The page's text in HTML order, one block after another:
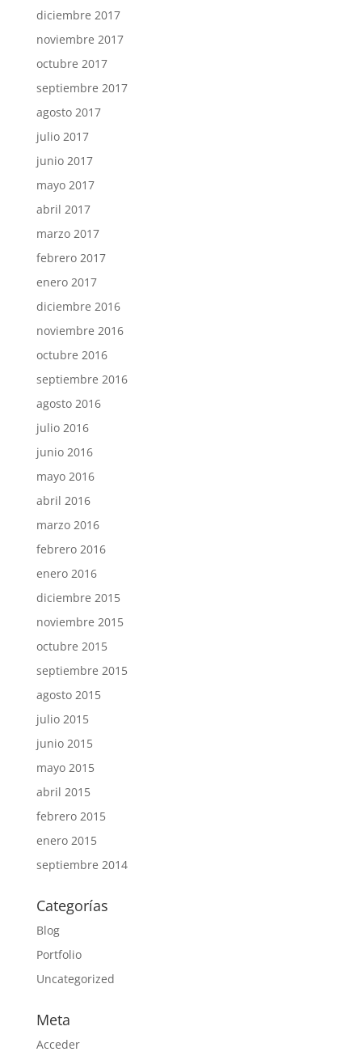
diciembre 2017
noviembre 2017
octubre 2017
septiembre 2017
agosto 2017
julio 2017
junio 2017
mayo 2017
abril 2017
marzo 2017
febrero 2017
enero 2017
diciembre 2016
noviembre 2016
octubre 2016
septiembre 2016
agosto 2016
julio 2016
junio 2016
mayo 2016
abril 2016
marzo 2016
febrero 2016
enero 2016
diciembre 2015
noviembre 2015
octubre 2015
septiembre 2015
agosto 2015
julio 2015
junio 2015
mayo 2015
abril 2015
febrero 2015
enero 2015
septiembre 2014
Categorías
Blog
Portfolio
Uncategorized
Meta
Acceder